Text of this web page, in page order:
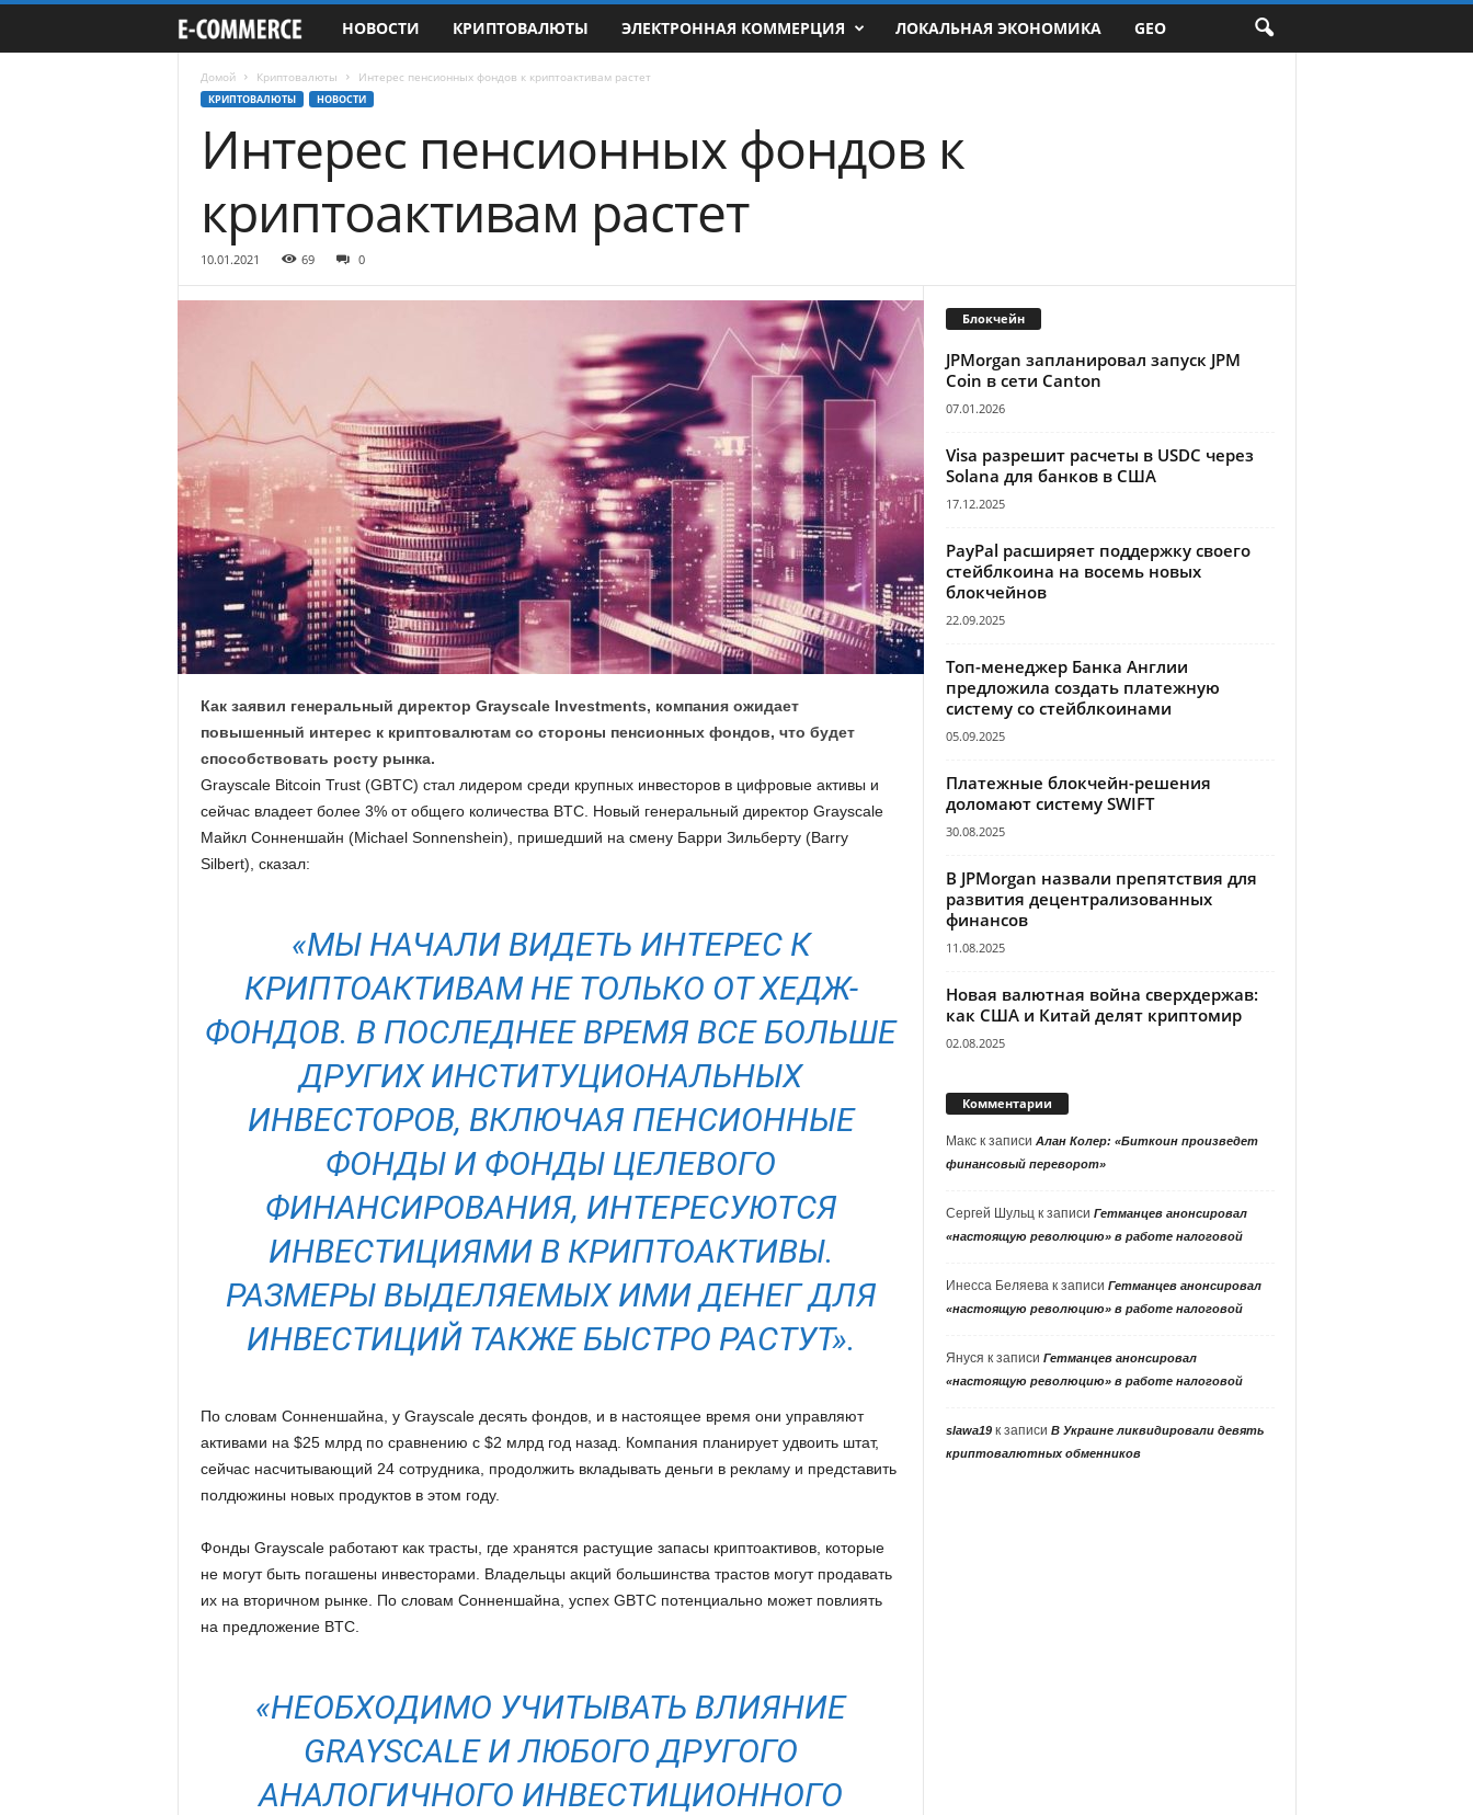
-
o
c
o
m
.
НОВОСТИ КРИПТОВАЛЮТЫ ЭЛЕКТРОННАЯ КОММЕРЦИЯ ЛОКАЛЬНАЯ ЭКОНОМИКА GEO
Домой Криптовалюты Интерес пенсионных фондов к криптоактивам растет
КРИПТОВАЛЮТЫ НОВОСТИ
Интерес пенсионных фондов к
криптоактивам растет
10.01.2021 69 0
Как заявил генеральный директор Grayscale Investments, компания ожидает
повышенный интерес к криптовалютам со стороны пенсионных фондов, что будет
способствовать росту рынка.
Grayscale Bitcoin Trust (GBTC) стал лидером среди крупных инвесторов в цифровые активы и
сейчас владеет более 3% от общего количества BTC. Новый генеральный директор Grayscale
Майкл Сонненшайн (Michael Sonnenshein), пришедший на смену Барри Зильберту (Barry
Silbert), сказал:
«МЫ НАЧАЛИ ВИДЕТЬ ИНТЕРЕС К
КРИПТОАКТИВАМ НЕ ТОЛЬКО ОТ ХЕДЖ-
ФОНДОВ. В ПОСЛЕДНЕЕ ВРЕМЯ ВСЕ БОЛЬШЕ
ДРУГИХ ИНСТИТУЦИОНАЛЬНЫХ
ИНВЕСТОРОВ, ВКЛЮЧАЯ ПЕНСИОННЫЕ
ФОНДЫ И ФОНДЫ ЦЕЛЕВОГО
ФИНАНСИРОВАНИЯ, ИНТЕРЕСУЮТСЯ
ИНВЕСТИЦИЯМИ В КРИПТОАКТИВЫ.
РАЗМЕРЫ ВЫДЕЛЯЕМЫХ ИМИ ДЕНЕГ ДЛЯ
ИНВЕСТИЦИЙ ТАКЖЕ БЫСТРО РАСТУТ».
По словам Сонненшайна, у Grayscale десять фондов, и в настоящее время они управляют
активами на $25 млрд по сравнению с $2 млрд год назад. Компания планирует удвоить штат,
сейчас насчитывающий 24 сотрудника, продолжить вкладывать деньги в рекламу и представить
полдюжины новых продуктов в этом году.
Фонды Grayscale работают как трасты, где хранятся растущие запасы криптоактивов, которые
не могут быть погашены инвесторами. Владельцы акций большинства трастов могут продавать
их на вторичном рынке. По словам Сонненшайна, успех GBTC потенциально может повлиять
на предложение BTC.
«НЕОБХОДИМО УЧИТЫВАТЬ ВЛИЯНИЕ
GRAYSCALE И ЛЮБОГО ДРУГОГО
АНАЛОГИЧНОГО ИНВЕСТИЦИОННОГО
Блокчейн
JPMorgan запланировал запуск JPM
Coin в сети Canton
07.01.2026
Visa разрешит расчеты в USDC через
Solana для банков в США
17.12.2025
PayPal расширяет поддержку своего
стейблкоина на восемь новых
блокчейнов
22.09.2025
Топ-менеджер Банка Англии
предложила создать платежную
систему со стейблкоинами
05.09.2025
Платежные блокчейн-решения
доломают систему SWIFT
30.08.2025
В JPMorgan назвали препятствия для
развития децентрализованных
финансов
11.08.2025
Новая валютная война сверхдержав:
как США и Китай делят криптомир
02.08.2025
Комментарии
Макск записи Алан Колер: «Биткоин произведет
финансовый переворот»
Сергей Шульцк записи Гетманцев анонсировал
«настоящую революцию» в работе налоговой
Инесса Беляевак записи Гетманцев анонсировал
«настоящую революцию» в работе налоговой
Януся к записи Гетманцев анонсировал
«настоящую революцию» в работе налоговой
slawa19к записи В Украине ликвидировали девять
криптовалютных обменников